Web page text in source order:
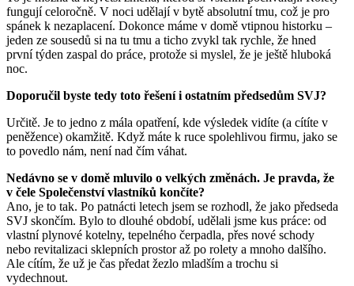
fungují celoročně. V noci udělají v bytě absolutní tmu, což je pro
spánek k nezaplacení. Dokonce máme v domě vtipnou historku –
jeden ze sousedů si na tu tmu a ticho zvykl tak rychle, že hned
první týden zaspal do práce, protože si myslel, že je ještě hluboká
noc.
Doporučil byste tedy toto řešení i ostatním předsedům SVJ?
Určitě. Je to jedno z mála opatření, kde výsledek vidíte (a cítíte v
peněžence) okamžitě. Když máte k ruce spolehlivou firmu, jako se
to povedlo nám, není nad čím váhat.
Nedávno se v domě mluvilo o velkých změnách. Je pravda, že
v čele Společenství vlastníků končíte?
Ano, je to tak. Po patnácti letech jsem se rozhodl, že jako předseda
SVJ skončím. Bylo to dlouhé období, udělali jsme kus práce: od
vlastní plynové kotelny, tepelného čerpadla, přes nové schody
nebo revitalizaci sklepních prostor až po rolety a mnoho dalšího.
Ale cítím, že už je čas předat žezlo mladším a trochu si
vydechnout.